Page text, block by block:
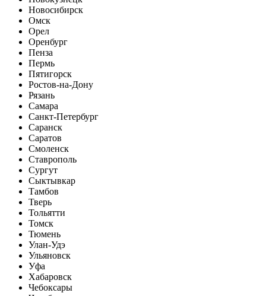
Новосибирск
Омск
Орел
Оренбург
Пенза
Пермь
Пятигорск
Ростов-на-Дону
Рязань
Самара
Санкт-Петербург
Саранск
Саратов
Смоленск
Ставрополь
Сургут
Сыктывкар
Тамбов
Тверь
Тольятти
Томск
Тюмень
Улан-Удэ
Ульяновск
Уфа
Хабаровск
Чебоксары